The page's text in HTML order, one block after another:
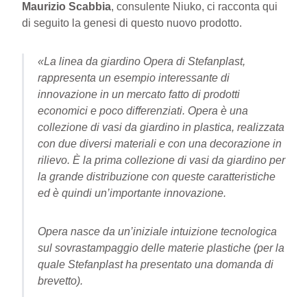
Maurizio Scabbia, consulente Niuko, ci racconta qui
di seguito la genesi di questo nuovo prodotto.
«La linea da giardino Opera di Stefanplast,
rappresenta un esempio interessante di
innovazione in un mercato fatto di prodotti
economici e poco differenziati. Opera è una
collezione di vasi da giardino in plastica, realizzata
con due diversi materiali e con una decorazione in
rilievo. È la prima collezione di vasi da giardino per
la grande distribuzione con queste caratteristiche
ed è quindi un’importante innovazione.
Opera nasce da un’iniziale intuizione tecnologica
sul sovrastampaggio delle materie plastiche (per la
quale Stefanplast ha presentato una domanda di
brevetto).